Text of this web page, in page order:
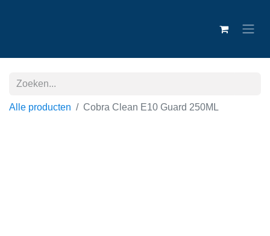
Alle producten Cobra Clean E10 Guard 250ML